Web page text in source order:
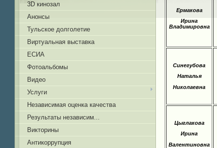
3D кинозал
Анонсы
Тульское долголетие
Виртуальная выставка
ЕСИА
Фотоальбомы
Видео
Услуги
Независимая оценка качества
Результаты независим...
Викторины
Антикоррупция
Ермакова
Ирина
Владимировна
Синегубова
Наталья
Николаевна
Цыглакова
Ирина
Валентиновна